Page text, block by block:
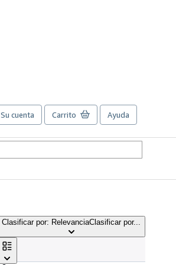
Su cuenta Carrito Ayuda
Clasificar por: RelevanciaClasificar por...